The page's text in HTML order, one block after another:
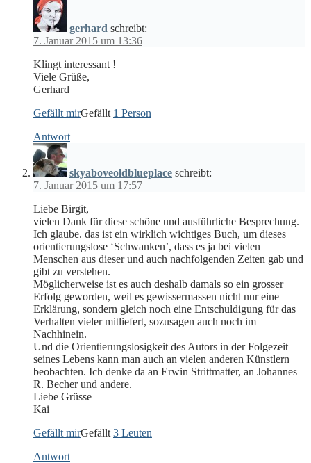
gerhard schreibt:
7. Januar 2015 um 13:36
Klingt interessant !
Viele Grüße,
Gerhard
Gefällt mirGefällt 1 Person
Antwort
skyaboveoldblueplace schreibt:
7. Januar 2015 um 17:57
Liebe Birgit,
vielen Dank für diese schöne und ausführliche Besprechung.
Ich glaube. das ist ein wirklich wichtiges Buch, um dieses
orientierungslose ‘Schwanken’, dass es ja bei vielen
Menschen aus dieser und auch nachfolgenden Zeiten gab und
gibt zu verstehen.
Möglicherweise ist es auch deshalb damals so ein grosser
Erfolg geworden, weil es gewissermassen nicht nur eine
Erklärung, sondern gleich noch eine Entschuldigung für das
Verhalten vieler mitliefert, sozusagen auch noch im
Nachhinein.
Und die Orientierungslosigkeit des Autors in der Folgezeit
seines Lebens kann man auch an vielen anderen Künstlern
beobachten. Ich denke da an Erwin Strittmatter, an Johannes
R. Becher und andere.
Liebe Grüsse
Kai
Gefällt mirGefällt 3 Leuten
Antwort